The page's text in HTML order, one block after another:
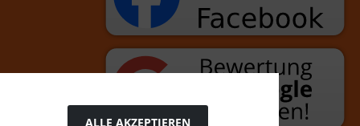
ALLE AKZEPTIEREN